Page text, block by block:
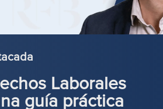
Laborales
guía práctica